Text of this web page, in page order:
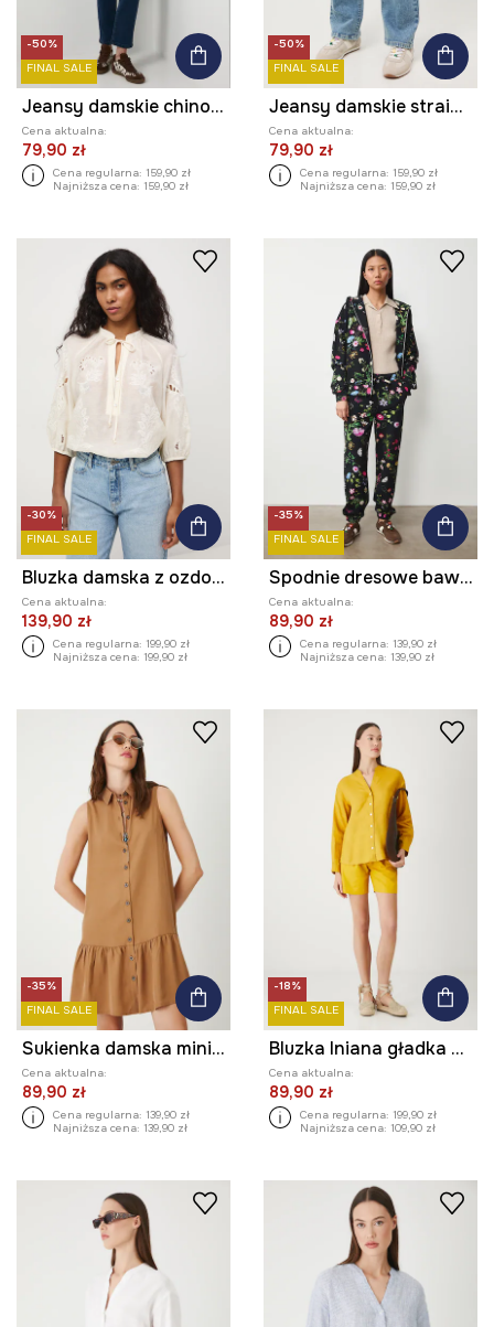
-50%
FINAL SALE
Jeansy damskie chino z paskiem
Cena aktualna:
79,90 zł
Cena regularna: 159,90 zł
Najniższa cena: 159,90 zł
-50%
FINAL SALE
Jeansy damskie straight z efektem sprania
Cena aktualna:
79,90 zł
Cena regularna: 159,90 zł
Najniższa cena: 159,90 zł
-30%
FINAL SALE
Bluzka damska z ozdobnymi haftami z domieszką lnu
Cena aktualna:
139,90 zł
Cena regularna: 199,90 zł
Najniższa cena: 199,90 zł
-35%
FINAL SALE
Spodnie dresowe bawełniane damskie z elastanem wzorzyste
Cena aktualna:
89,90 zł
Cena regularna: 139,90 zł
Najniższa cena: 139,90 zł
-35%
FINAL SALE
Sukienka damska mini z lyocellu
Cena aktualna:
89,90 zł
Cena regularna: 139,90 zł
Najniższa cena: 139,90 zł
-18%
FINAL SALE
Bluzka lniana gładka kolor żółty
Cena aktualna:
89,90 zł
Cena regularna: 199,90 zł
Najniższa cena: 109,90 zł